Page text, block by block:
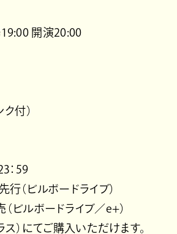
開演20:00
付）
：59
（ビルボードライブ）
ビルボードライブ／e+）
）にてご購入いただけます。